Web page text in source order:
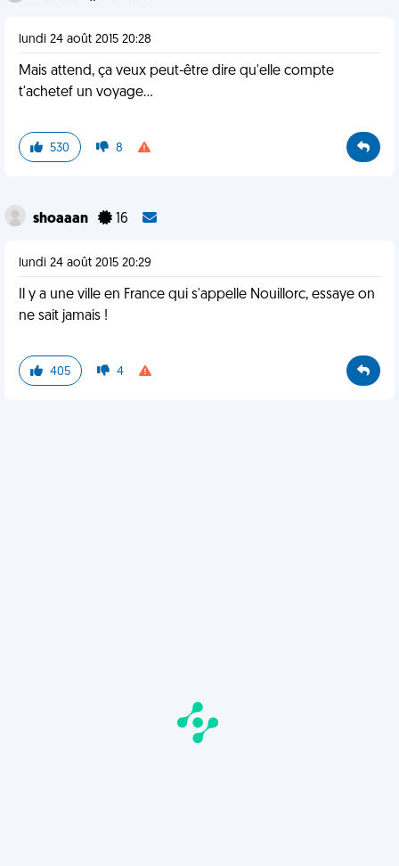
lundi 24 août 2015 20:28
Mais attend, ça veux peut-être dire qu'elle compte
t'achetef un voyage...
530 8
shoaaan 16
lundi 24 août 2015 20:29
Il y a une ville en France qui s'appelle Nouillorc, essaye on
ne sait jamais !
405 4